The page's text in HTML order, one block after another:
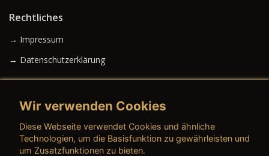
Rechtliches
→ Impressum
→ Datenschutzerklärung
→ AGB (Gebrauchtwagen)
Wir verwenden Cookies
Diese Webseite verwendet Cookies und ähnliche
Technologien, um die Basisfunktion zu gewährleisten und
um Zusatzfunktionen zu bieten.